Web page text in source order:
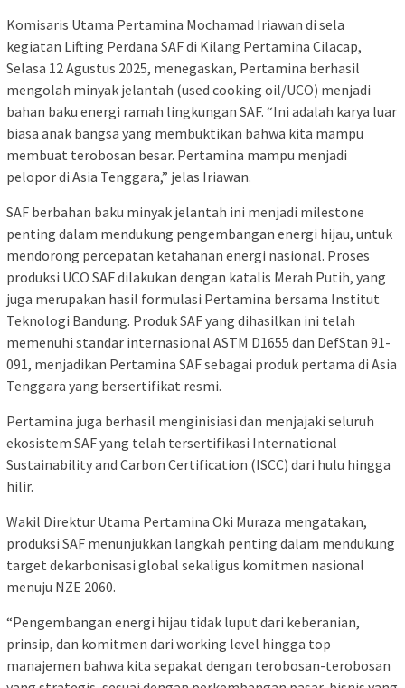
Komisaris Utama Pertamina Mochamad Iriawan di sela
kegiatan Lifting Perdana SAF di Kilang Pertamina Cilacap,
Selasa 12 Agustus 2025, menegaskan, Pertamina berhasil
mengolah minyak jelantah (used cooking oil/UCO) menjadi
bahan baku energi ramah lingkungan SAF. “Ini adalah karya luar
biasa anak bangsa yang membuktikan bahwa kita mampu
membuat terobosan besar. Pertamina mampu menjadi
pelopor di Asia Tenggara,” jelas Iriawan.
SAF berbahan baku minyak jelantah ini menjadi milestone
penting dalam mendukung pengembangan energi hijau, untuk
mendorong percepatan ketahanan energi nasional. Proses
produksi UCO SAF dilakukan dengan katalis Merah Putih, yang
juga merupakan hasil formulasi Pertamina bersama Institut
Teknologi Bandung. Produk SAF yang dihasilkan ini telah
memenuhi standar internasional ASTM D1655 dan DefStan 91-
091, menjadikan Pertamina SAF sebagai produk pertama di Asia
Tenggara yang bersertifikat resmi.
Pertamina juga berhasil menginisiasi dan menjajaki seluruh
ekosistem SAF yang telah tersertifikasi International
Sustainability and Carbon Certification (ISCC) dari hulu hingga
hilir.
Wakil Direktur Utama Pertamina Oki Muraza mengatakan,
produksi SAF menunjukkan langkah penting dalam mendukung
target dekarbonisasi global sekaligus komitmen nasional
menuju NZE 2060.
“Pengembangan energi hijau tidak luput dari keberanian,
prinsip, dan komitmen dari working level hingga top
manajemen bahwa kita sepakat dengan terobosan-terobosan